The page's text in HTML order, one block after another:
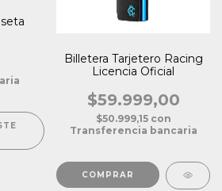
Billetera Tarjetero Racing
Licencia Oficial
$59.999,00
$50.999,15 con
Transferencia bancaria